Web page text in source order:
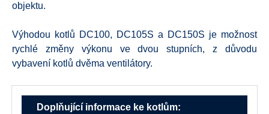
objektu.
Výhodou kotlů DC100, DC105S a DC150S je možnost
rychlé změny výkonu ve dvou stupních, z důvodu
vybavení kotlů dvěma ventilátory.
Doplňující informace ke kotlům: